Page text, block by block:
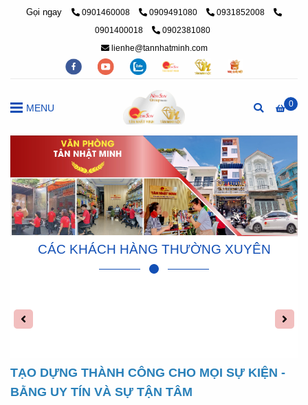
Gọi ngay 0901460008 0909491080
0931852008
0901400018
0902381080
lienhe@tannhatminh.com
0
MENU
CÁC KHÁCH HÀNG THƯỜNG XUYÊN
TẠO DỰNG THÀNH CÔNG CHO MỌI SỰ KIỆN -
BẰNG UY TÍN VÀ SỰ TẬN TÂM